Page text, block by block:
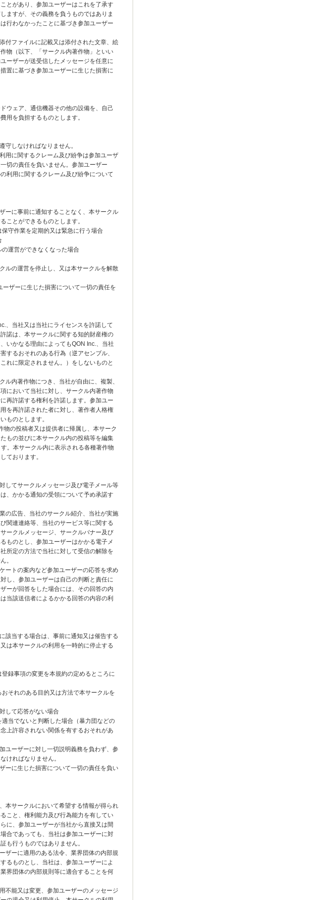
とがあり、参加ユーザーはこれを了承す
ますが、その義務を負うものではありま
行わなかったことに基づき参加ユーザー
付ファイルに記載又は添付された文章、絵
物（以下、「サークル内著作物」といい
ーザーが送受信したメッセージを任意に
置に基づき参加ユーザーに生じた損害に
ウェア、通信機器その他の設備を、自己
用を負担するものとします。
守しなければなりません。
用に関するクレーム及び紛争は参加ユーザ
切の責任を負いません。参加ユーザー
利用に関するクレーム及び紛争について
ーに事前に通知することなく、本サークル
ことができるものとします。
守作業を定期的又は緊急に行う場合
運営ができなくなった場合
ルの運営を停止し、又は本サークルを解散
ザーに生じた損害について一切の責任を
、当社又は当社にライセンスを許諾して
諾は、本サークルに関する知的財産権の
いかなる理由によってもQON Inc.、当社
するおそれのある行為（逆アセンブル、
れに限定されません。）をしないものと
内著作物につき、当社が自由に、複製、
において当社に対し、サークル内著作物
再許諾する権利を許諾します。参加ユー
を再許諾された者に対し、著作者人格権
ものとします。
の投稿者又は提供者に帰属し、本サーク
もの並びに本サークル内の投稿等を編集
。本サークル内に表示される各種著作物
ております。
してサークルメッセージ及び電子メール等
、かかる通知の受領について予め承諾す
の広告、当社のサークル紹介、当社が実施
関連連絡等、当社のサービス等に関する
ークルメッセージ、サークルバナー及び
ものとし、参加ユーザーはかかる電子メ
所定の方法で当社に対して受信の解除を
。
ートの案内など参加ユーザーの応答を求め
し、参加ユーザーは自己の判断と責任に
ーが回答をした場合には、その回答の内
当該送信者によるかかる回答の内容の利
該当する場合は、事前に通知又は催告する
は本サークルの利用を一時的に停止する
録事項の変更を本規約の定めるところに
それのある目的又は方法で本サークルを
して応答がない場合
当でないと判断した場合（暴力団などの
上許容されない関係を有するおそれがあ
ユーザーに対し一切説明義務を負わず、参
ければなりません。
ーに生じた損害について一切の責任を負い
本サークルにおいて希望する情報が得られ
こと、権利能力及び行為能力を有してい
に、参加ユーザーが当社から直接又は間
合であっても、当社は参加ユーザーに対
も行うものではありません。
ザーに適用のある法令、業界団体の内部規
るものとし、当社は、参加ユーザーによ
界団体の内部規則等に適合することを何
不能又は変更、参加ユーザーのメッセージ